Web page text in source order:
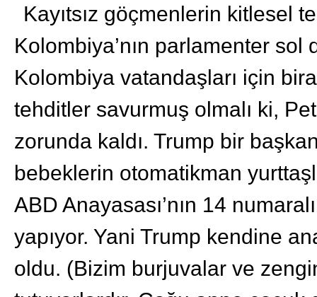
Kayıtsız göçmenlerin kitlesel
Kolombiya’nın parlamenter sol
Kolombiya vatandaşları için
tehditler savurmuş olmalı ki,
zorunda kaldı. Trump bir
bebeklerin otomatikman
ABD Anayasası’nın 14
yapıyor. Yani Trump kendine
oldu. (Bizim burjuvalar ve